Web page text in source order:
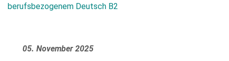
berufsbezogenem Deutsch B2
05. November 2025
this